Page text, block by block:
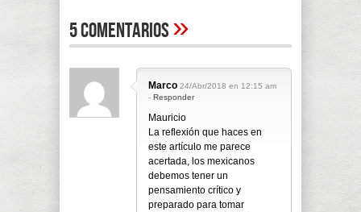
5 Comentarios»
Marco 24/Abr/2018 en 12:15 am
- Responder
Mauricio
La reflexión que haces en
este artículo me parece
acertada, los mexicanos
debemos tener un
pensamiento crítico y
preparado para tomar